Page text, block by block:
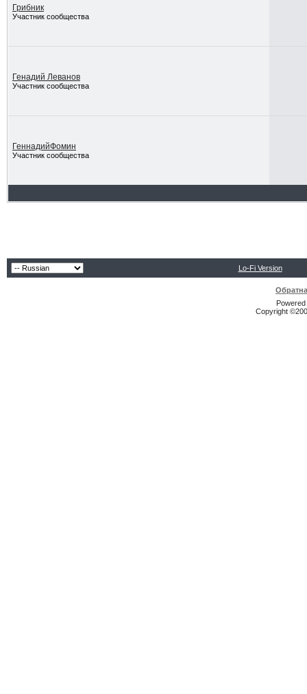
Грибник
Участник сообщества
Генадий Леванов
Участник сообщества
ГеннадийФомин
Участник сообщества
Lo-Fi Version
Copyright